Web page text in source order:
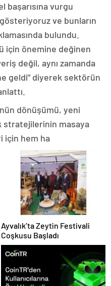
başarısına vurgu
ve bunların
bulundu.
için önemine değinen
değil, aynı zamanda
geldi” diyerek sektörün
dönüşümü, yeni
masaya
için hem ha
Ayvalık’ta Zeytin Festivali
Coşkusu Başladı